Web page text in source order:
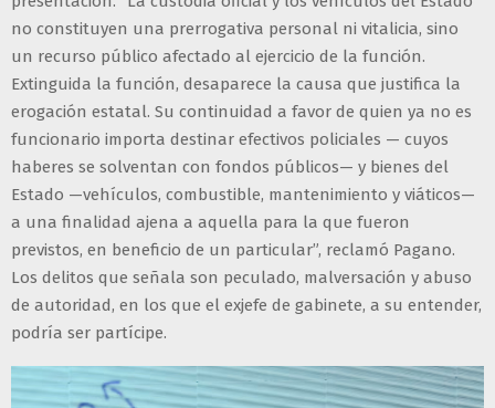
no constituyen una prerrogativa personal ni vitalicia, sino
un recurso público afectado al ejercicio de la función.
Extinguida la función, desaparece la causa que justifica la
erogación estatal. Su continuidad a favor de quien ya no es
funcionario importa destinar efectivos policiales — cuyos
haberes se solventan con fondos públicos— y bienes del
Estado —vehículos, combustible, mantenimiento y viáticos—
a una finalidad ajena a aquella para la que fueron
previstos, en beneficio de un particular”, reclamó Pagano.
Los delitos que señala son peculado, malversación y abuso
de autoridad, en los que el exjefe de gabinete, a su entender,
podría ser partícipe.